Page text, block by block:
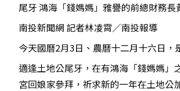
尾牙 鴻海「錢媽媽」雅譽的前總財務
南投新聞網 記者林凌霄／南投報導
今天國曆2月3日、農曆十二月十六日
適逢土地公尾牙，在有鴻海「錢媽媽
宮回娘家參拜，祈求新的一年在土地